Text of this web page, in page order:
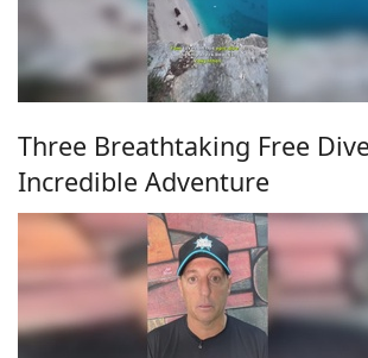
Three Breathtaking Free
Incredible Adventure